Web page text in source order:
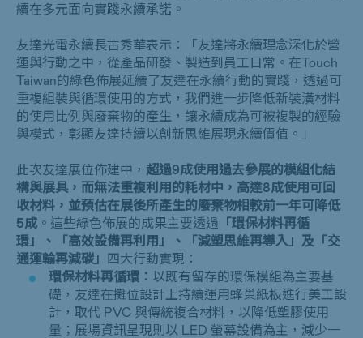
續在多元面向實踐永續承諾。
友達光電永續長古秀華表示：「友達將永續理念深化於營
運與行動之中，從產品研發、製造到員工日常。在Touch
Taiwan的綠色佈展延續了友達在永續行動的實踐，透過可
重複組裝與循環使用的方式，我們進一步降低新裝潢材料
的使用比例與廢棄物的產生，讓永續成為可被複製的經驗
與模式，彰顯友達持續以創新思維展現永續價值。」
此次友達展位佈建中， 超過9成使用過去參展的模組化結
構與展具，而無法重複利用的耗材中，高達8成使用可回
收材料，並預估在展後所產生的廢棄物相較前一年可降低
5成 。這些綠色佈展的成果主要透過 「環保材料再循
環」、「高效設備再利用」、「減塑思維再導入」及「交
通運輸再減碳」 四大行動實現：
環保材料再循環： 以既有留存的環保模組為主要基
礎，友達在攤位設計上持續運用蜂巢紙板進行美工設
計，取代 PVC 與傳統複合材料，以降低塑膠使用
量；展場資訊呈現則以 LED 螢幕設備為主，減少一